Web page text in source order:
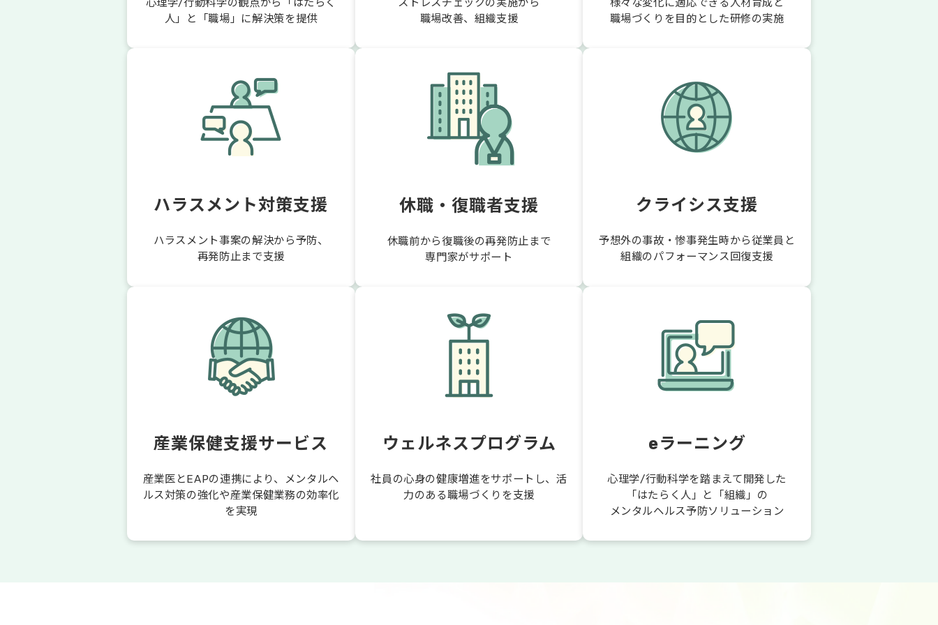
心理学/行動科学の観点から「はたらく
人」と「職場」に解決策を提供
ストレスチェックの実施から
職場改善、組織支援
様々な変化に適応できる人材育成と
職場づくりを目的とした研修の実施
ハラスメント対策支援
ハラスメント事案の解決から予防、
再発防止まで支援
休職・復職者支援
休職前から復職後の再発防止まで
専門家がサポート
クライシス支援
予想外の事故・惨事発生時から従業員と
組織のパフォーマンス回復支援
産業保健支援サービス
産業医とEAPの連携により、メンタルヘ
ルス対策の強化や産業保健業務の効率化
を実現
ウェルネスプログラム
社員の心身の健康増進をサポートし、活
力のある職場づくりを支援
eラーニング
心理学/行動科学を踏まえて開発した
「はたらく人」と「組織」の
メンタルヘルス予防ソリューション